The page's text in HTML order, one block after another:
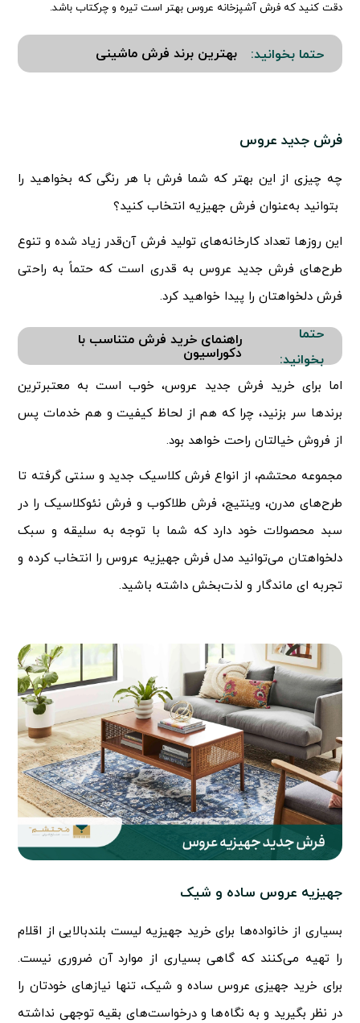
دقت کنید کهفرش آشپزخانه عروس بهتر است تیره و چرکتاب باشد.
حتما بخوانید: بهترین برند فرش ماشینی
فرش جدید عروس
چه چیزی از این بهتر که شما فرش با هر رنگی که بخواهید را
بتوانید به‌عنوان فرش جهیزیه انتخاب کنید؟
این روزها تعداد کارخانه‌های تولید فرش آن‌قدر زیاد شده و تنوع
طرح‌های فرش جدید عروس به قدری است که حتماً به راحتی
فرش دلخواهتان را پیدا خواهید کرد.
حتما
بخوانید:
راهنمای خرید فرش متناسب با
دکوراسیون
اما برای خرید فرش جدید عروس، خوب است به معتبرترین
برندها سر بزنید، چرا که هم از لحاظ کیفیت و هم خدمات پس
از فروش خیالتان راحت خواهد بود.
مجموعه محتشم، از انواع فرش کلاسیک جدید و سنتی گرفته تا
طرح‌های مدرن، وینتیج، فرش طلاکوب و فرش نئوکلاسیک را در
سبد محصولات خود دارد که شما با توجه به سلیقه و سبک
دلخواهتان می‌توانید مدل فرش جهیزیه عروس را انتخاب کرده و
تجربه ای ماندگار و لذت‌بخش داشته باشید.
جهیزیه عروس ساده و شیک
بسیاری از خانواده‌ها برای خرید جهیزیه لیست بلندبالایی از اقلام
را تهیه می‌کنند که گاهی بسیاری از موارد آن ضروری نیست.
برای خرید جهیزی عروس ساده و شیک، تنها نیازهای خودتان را
در نظر بگیرید و به نگاه‌ها و درخواست‌های بقیه توجهی نداشته